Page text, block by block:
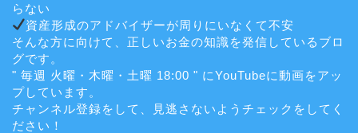
らない
資産形成のアドバイザーが周りにいなくて不安
そんな方に向けて、正しいお金の知識を発信しているブロ
グです。
" 毎週 火曜・木曜・土曜 18:00 " にYouTubeに動画をアッ
プしています。
チャンネル登録をして、見逃さないようチェックをしてく
ださい！